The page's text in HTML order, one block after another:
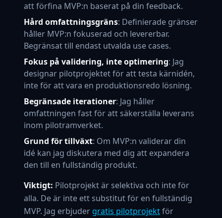
att förfina MVP:n baserat på din feedback.
Hård omfattningsgräns: Definierade gränser
håller MVP:n fokuserad och levererbar.
Begränsat till endast utvalda use cases.
Fokus på validering, inte optimering: Jag
designar pilotprojektet för att testa kärnidén,
inte för att vara en produktionsredo lösning.
Begränsade iterationer: Jag håller
omfattningen fast för att säkerställa leverans
inom pilotramverket.
Grund för tillväxt: Om MVP:n validerar din
idé kan jag diskutera med dig att expandera
den till en fullständig produkt.
Viktigt: Pilotprojekt är selektiva och inte för
alla. De är inte ett substitut för en fullständig
MVP. Jag erbjuder gratis pilotprojektför